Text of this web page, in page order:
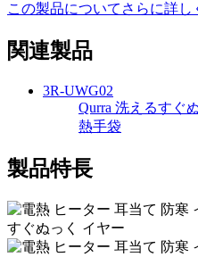
この製品についてさらに詳し
関連製品
3R-UWG02
Qurra 洗えるすぐ
熱手袋
製品特長